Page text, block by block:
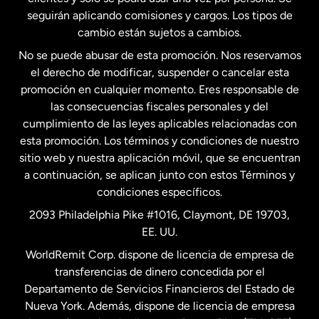
Estados Unidos Español
Francia
Malasia
Nueva Zelanda
Países Bajos
Suecia
seguirán aplicando comisiones y cargos. Los tipos de
cambio están sujetos a cambios.
No se puede abusar de esta promoción. Nos reservamos
el derecho de modificar, suspender o cancelar esta
promoción en cualquier momento. Eres responsable de
las consecuencias fiscales personales y del
cumplimiento de las leyes aplicables relacionadas con
esta promoción. Los términos y condiciones de nuestro
sitio web y nuestra aplicación móvil, que se encuentran
a continuación, se aplican junto con estos Términos y
condiciones específicos.
2093 Philadelphia Pike #1016, Claymont, DE 19703,
EE. UU.
WorldRemit Corp. dispone de licencia de empresa de
transferencias de dinero concedida por el
Departamento de Servicios Financieros del Estado de
Nueva York. Además, dispone de licencia de empresa